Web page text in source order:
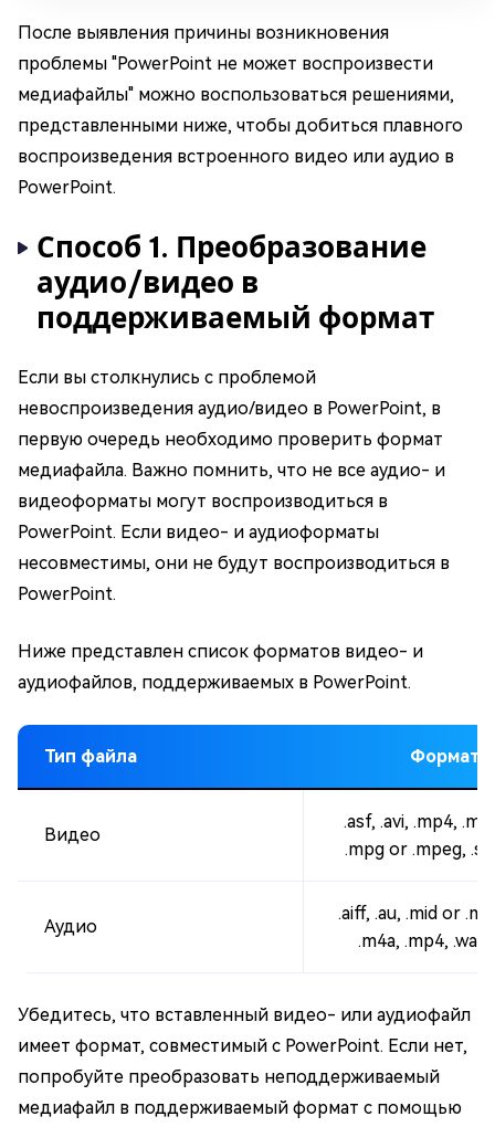
После выявления причины возникновения
проблемы "PowerPoint не может воспроизвести
медиафайлы" можно воспользоваться решениями,
представленными ниже, чтобы добиться плавного
воспроизведения встроенного видео или аудио в
PowerPoint.
Способ 1. Преобразование
аудио/видео в
поддерживаемый формат
Если вы столкнулись с проблемой
невоспроизведения аудио/видео в PowerPoint, в
первую очередь необходимо проверить формат
медиафайла. Важно помнить, что не все аудио- и
видеоформаты могут воспроизводиться в
PowerPoint. Если видео- и аудиоформаты
несовместимы, они не будут воспроизводиться в
PowerPoint.
Ниже представлен список форматов видео- и
аудиофайлов, поддерживаемых в PowerPoint.
Тип файла Формат
Видео
.asf, .avi, .mp4,
.mpg or .mpeg,
Аудио
.aiff, .au, .mid or
.m4a, .mp4, .wav,
Убедитесь, что вставленный видео- или аудиофайл
имеет формат, совместимый с PowerPoint. Если нет,
попробуйте преобразовать неподдерживаемый
медиафайл в поддерживаемый формат с помощью